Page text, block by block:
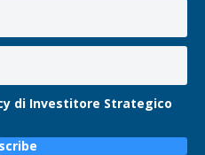
di Investitore Strategico